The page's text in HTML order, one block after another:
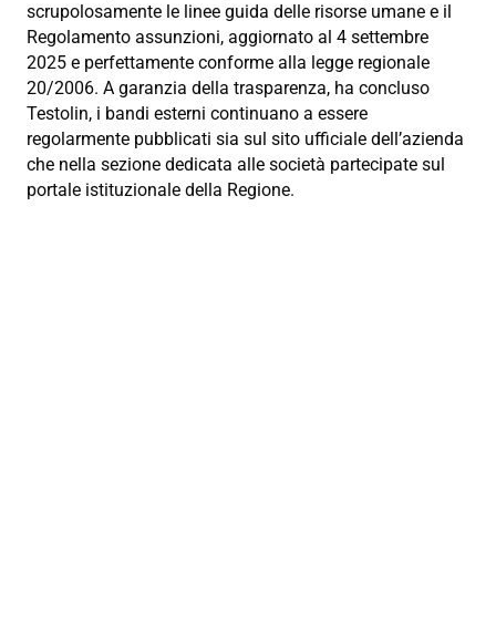
scrupolosamente le linee guida delle risorse umane e il
Regolamento assunzioni, aggiornato al 4 settembre
2025 e perfettamente conforme alla legge regionale
20/2006. A garanzia della trasparenza, ha concluso
Testolin, i bandi esterni continuano a essere
regolarmente pubblicati sia sul sito ufficiale dell’azienda
che nella sezione dedicata alle società partecipate sul
portale istituzionale della Regione.